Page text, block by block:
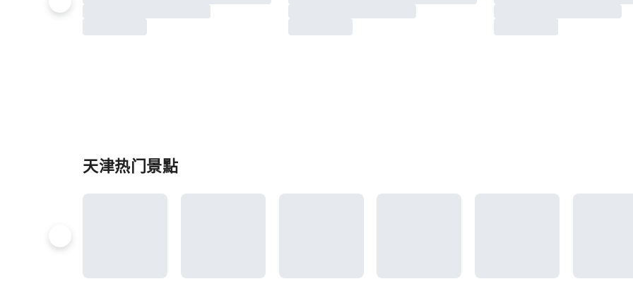
天津热门景點